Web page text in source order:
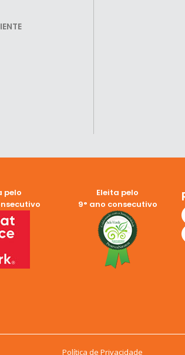
ATENDIMENTO
pelo
Eleita pelo
9° ano consecutivo
Política de Privacidade